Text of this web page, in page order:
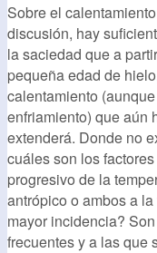
Sobre el
discusión, hay
la saciedad que a
pequeña edad de
calentamiento
enfriamiento) que aún
extenderá. Donde no
cuáles son los
progresivo de la
antrópico o ambos a
mayor incidencia?
frecuentes y a las que